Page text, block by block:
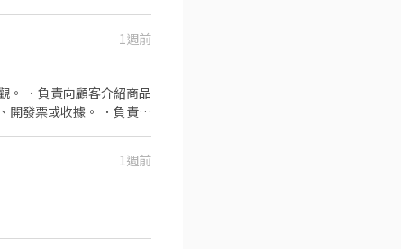
。 售後服務：
。 維修保養：
期檢查、維護環境及展示
1週前
。 ．負責向顧客介紹商品
開發票或收據。 ．負責在
1週前